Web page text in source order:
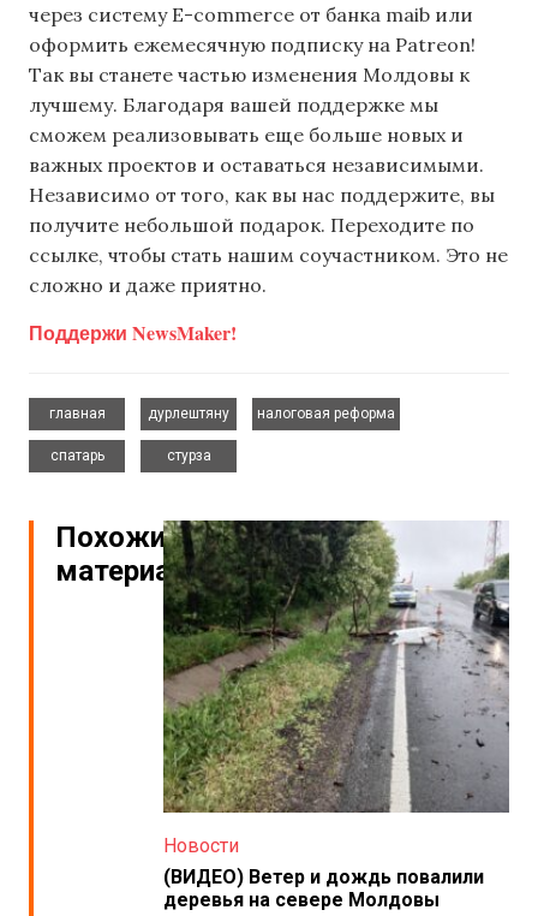
через систему E-commerce от банка maib или
оформить ежемесячную подписку на Patreon!
Так вы станете частью изменения Молдовы к
лучшему. Благодаря вашей поддержке мы
сможем реализовывать еще больше новых и
важных проектов и оставаться независимыми.
Независимо от того, как вы нас поддержите, вы
получите небольшой подарок. Переходите по
ссылке, чтобы стать нашим соучастником. Это не
сложно и даже приятно.
Поддержи NewsMaker!
главная
дурлештяну
налоговая реформа
спатарь
стурза
Похожие
материалы
Новости
(ВИДЕО) Ветер и дождь повалили
деревья на севере Молдовы